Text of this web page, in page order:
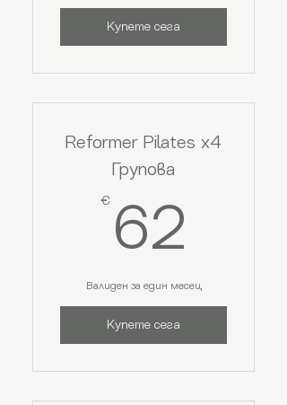
Купете сега
Reformer Pilates х4
Групова
€ 62
Валиден за един месец
Купете сега